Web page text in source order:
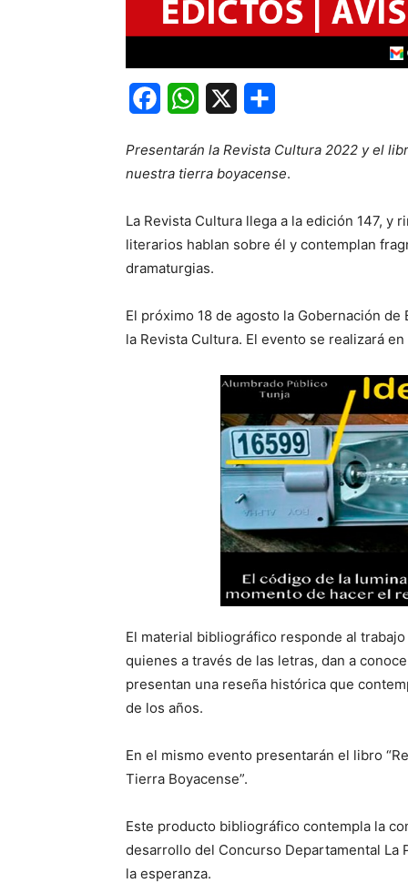
FacebookWhatsApp
Presentarán la Revista Cultura 2022 y el
nuestra tierra boyacense.
La Revista Cultura llega a la edición 147, y
literarios hablan sobre él y contemplan
dramaturgias.
El próximo 18 de agosto la Gobernación
la Revista Cultura. El evento se realizará
El material bibliográfico responde al
quienes a través de las letras, dan a
presentan una reseña histórica que
de los años.
En el mismo evento presentarán el libro
Tierra Boyacense”.
Este producto bibliográfico contempla la
desarrollo del Concurso Departamental La
la esperanza.